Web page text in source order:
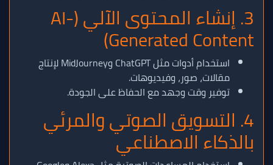
3. إنشاء المحتوى الآلي (AI-
Generated Content)
استخدام أدوات مثل ChatGPT وMidJourney لإنتاج
مقالات، صور، وفيديوهات.
توفير وقت وجهد مع الحفاظ على الجودة.
4. التسويق الصوتي والمرئي
بالذكاء الاصطناعي